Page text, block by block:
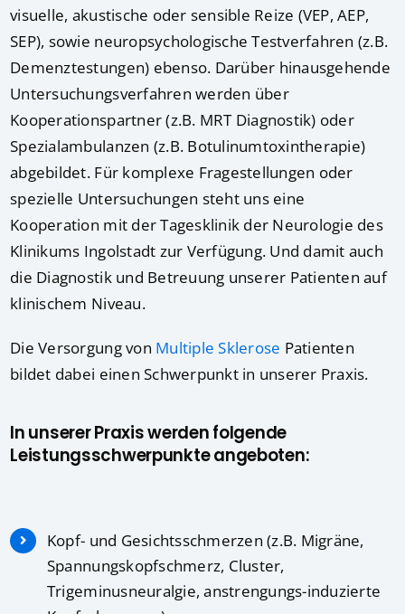
visuelle, akustische oder sensible Reize (VEP, AEP,
SEP), sowie neuropsychologische Testverfahren (z.B.
Demenztestungen) ebenso. Darüber hinausgehende
Untersuchungsverfahren werden über
Kooperationspartner (z.B. MRT Diagnostik) oder
Spezialambulanzen (z.B. Botulinumtoxintherapie)
abgebildet. Für komplexe Fragestellungen oder
spezielle Untersuchungen steht uns eine
Kooperation mit der Tagesklinik der Neurologie des
Klinikums Ingolstadt zur Verfügung. Und damit auch
die Diagnostik und Betreuung unserer Patienten auf
klinischem Niveau.
Die Versorgung von Multiple Sklerose Patienten
bildet dabei einen Schwerpunkt in unserer Praxis.
In unserer Praxis werden folgende
Leistungsschwerpunkte angeboten:
Kopf- und Gesichtsschmerzen (z.B. Migräne,
Spannungskopfschmerz, Cluster,
Trigeminusneuralgie, anstrengungs-induzierte